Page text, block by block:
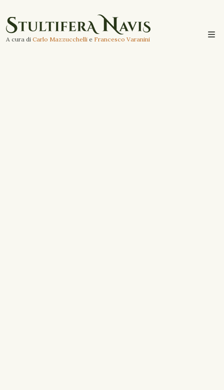
A cura di Carlo Mazzucchelli e Francesco Varanini